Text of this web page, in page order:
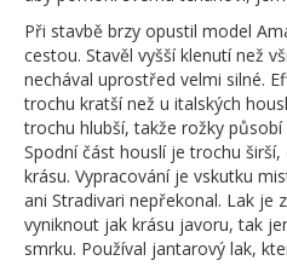
Při stavbě brzy opustil model
cestou. Stavěl vyšší klenutí než
nechával uprostřed velmi silné.
trochu kratší než u italských
trochu hlubší, takže rožky
Spodní část houslí je trochu
krásu. Vypracování je vskutku
ani Stradivari nepřekonal. Lak je
vyniknout jak krásu javoru, tak
smrku. Používal jantarový lak,